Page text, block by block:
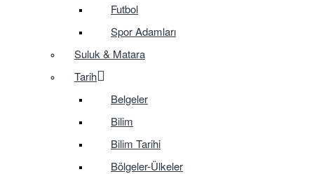
Futbol
Spor Adamları
Suluk & Matara
Tarih
Belgeler
Bilim
Bilim Tarihi
Bölgeler-Ülkeler